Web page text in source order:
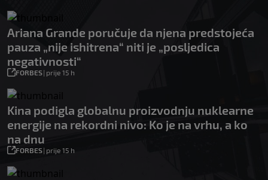
Ariana Grande poručuje da njena predstojeća
pauza „nije ishitrena“ niti je „posljedica
negativnosti“
FORBES| prije 15 h
Kina podigla globalnu proizvodnju nuklearne
energije na rekordni nivo: Ko je na vrhu, a ko
na dnu
FORBES| prije 15 h